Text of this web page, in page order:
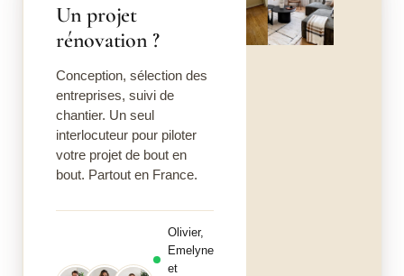
Vert céladon peinture : les meilleures références
françaises
Un projet
rénovation ?
Conception, sélection des
entreprises, suivi de
chantier. Un seul
interlocuteur pour piloter
votre projet de bout en
bout. Partout en France.
Olivier,
Emelyne
et